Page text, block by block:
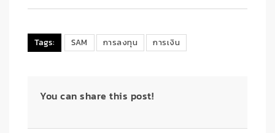
Tags: SAM การลงทุน การเงิน
You can share this post!